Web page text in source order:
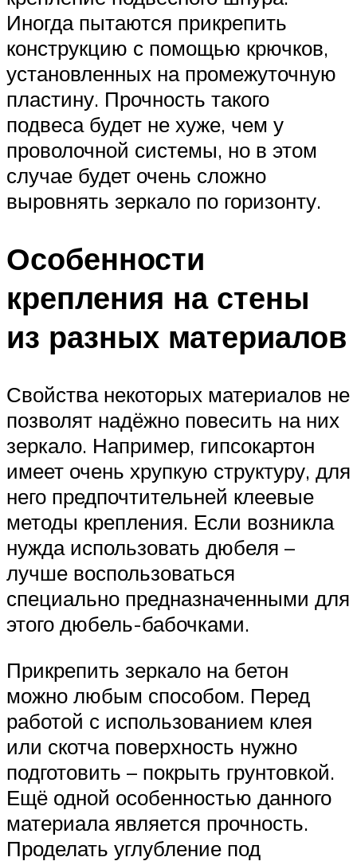
Иногда пытаются прикрепить
конструкцию с помощью крючков,
установленных на промежуточную
пластину. Прочность такого
подвеса будет не хуже, чем у
проволочной системы, но в этом
случае будет очень сложно
выровнять зеркало по горизонту.
Особенности
крепления на стены
из разных материалов
Свойства некоторых материалов не
позволят надёжно повесить на них
зеркало. Например, гипсокартон
имеет очень хрупкую структуру, для
него предпочтительней клеевые
методы крепления. Если возникла
нужда использовать дюбеля –
лучше воспользоваться
специально предназначенными для
этого дюбель-бабочками.
Прикрепить зеркало на бетон
можно любым способом. Перед
работой с использованием клея
или скотча поверхность нужно
подготовить – покрыть грунтовкой.
Ещё одной особенностью данного
материала является прочность.
Проделать углубление под